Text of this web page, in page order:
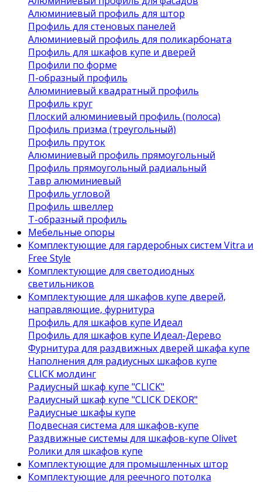
Алюминиевый профиль для штор
Профиль для стеновых панелей
Алюминиевый профиль для поликарбоната
Профиль для шкафов купе и дверей
Профили по форме
П-образный профиль
Алюминиевый квадратный профиль
Профиль круг
Плоский алюминиевый профиль (полоса)
Профиль призма (треугольный)
Профиль пруток
Алюминиевый профиль прямоугольный
Профиль прямоугольный радиальный
Тавр алюминиевый
Профиль угловой
Профиль швеллер
Т-образный профиль
Мебельные опоры
Комплектующие для гардеробных систем Vitra и
Free Style
Комплектующие для светодиодных
светильников
Комплектующие для шкафов купе дверей,
направляющие, фурнитура
Профиль для шкафов купе Идеал
Профиль для шкафов купе Идеал-Дерево
Фурнитура для раздвижных дверей шкафа купе
Наполнения для радиусных шкафов купе
CLICK молдинг
Радиусный шкаф купе "CLICK"
Радиусный шкаф купе "CLICK DEKOR"
Радиусные шкафы купе
Подвесная система для шкафов-купе
Раздвижные системы для шкафов-купе Olivet
Ролики для шкафов купе
Комплектующие для промышленных штор
Комплектующие для реечного потолка